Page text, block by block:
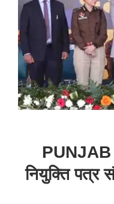
PUNJAB
नियुक्ति पत्र